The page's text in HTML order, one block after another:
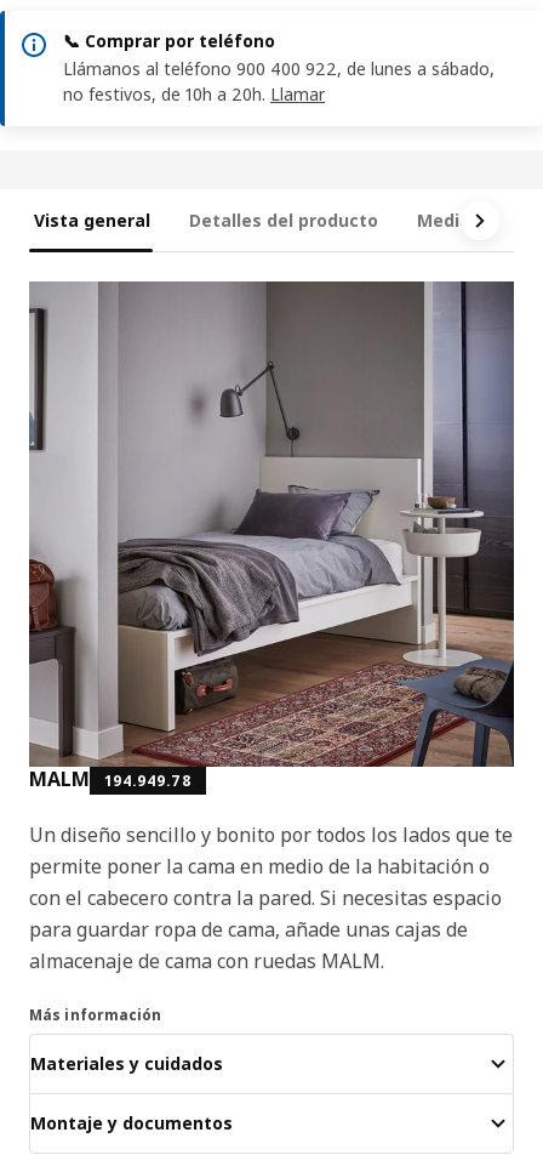
📞 Comprar por teléfono
Llámanos al teléfono 900 400 922, de lunes a sábado,
no festivos, de 10h a 20h. Llamar
Vista general Detalles del producto Medidas
MALM 194.949.78
Un diseño sencillo y bonito por todos los lados que te
permite poner la cama en medio de la habitación o
con el cabecero contra la pared. Si necesitas espacio
para guardar ropa de cama, añade unas cajas de
almacenaje de cama con ruedas MALM.
Más información
Materiales y cuidados
Montaje y documentos